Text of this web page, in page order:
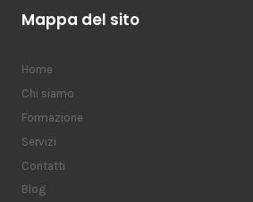
Mappa del sito
Home
Chi siamo
Formazione
Servizi
Contatti
Blog